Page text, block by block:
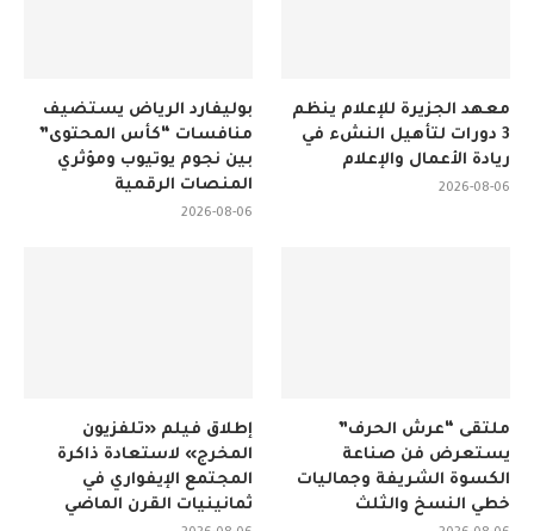
بوليفارد الرياض يستضيف
منافسات “كأس المحتوى”
بين نجوم يوتيوب ومؤثري
المنصات الرقمية
2026-08-06
معهد الجزيرة للإعلام ينظم
3 دورات لتأهيل النشء في
ريادة الأعمال والإعلام
2026-08-06
إطلاق فيلم «تلفزيون
المخرج» لاستعادة ذاكرة
المجتمع الإيفواري في
ثمانينيات القرن الماضي
ملتقى “عرش الحرف”
يستعرض فن صناعة
الكسوة الشريفة وجماليات
خطي النسخ والثلث